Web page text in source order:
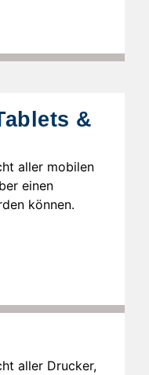
&
aller mobilen
einen
können.
aller Drucker,